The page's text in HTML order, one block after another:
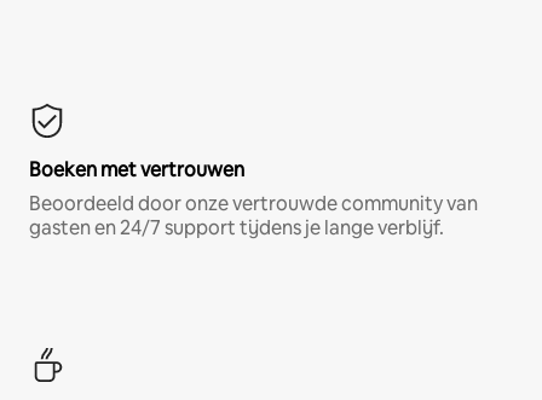
Boeken met vertrouwen
Beoordeeld door onze vertrouwde community van
gasten en 24/7 support tijdens je lange verblijf.